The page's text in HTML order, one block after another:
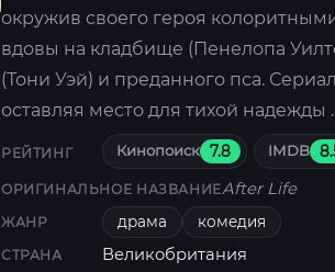
окружив своего героя
вдовы на кладбище (Пенелопа
(Тони Уэй) и преданного пса.
оставляя место для тихой надежды .
РЕЙТИНГ Кинопоиск 7.8 IMDB
ОРИГИНАЛЬНОЕ НАЗВАНИЕAfter Life
ЖАНР драма комедия
СТРАНА Великобритания